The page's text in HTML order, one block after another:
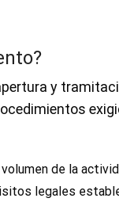
y
de la
legales